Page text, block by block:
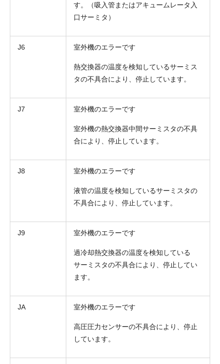
す。（吸入管またはアキュームレータ入
口サーミタ）
J6 室外機のエラーです
熱交換器の温度を検知しているサーミス
タの不具合により、停止しています。
J7 室外機のエラーです
室外機の熱交換器中間サーミスタの不具
合により、停止しています。
J8 室外機のエラーです
液管の温度を検知しているサーミスタの
不具合により、停止しています。
J9 室外機のエラーです
過冷却熱交換器の温度を検知している
サーミスタの不具合により、停止してい
ます。
JA 室外機のエラーです
高圧圧力センサーの不具合により、停止
しています。